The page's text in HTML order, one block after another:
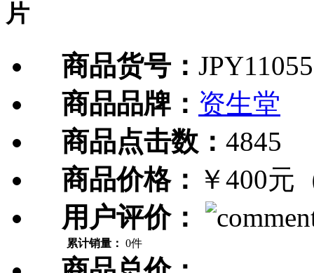
片
商品货号：
商品品牌： 资生堂
商品点击数： 4845
商品价格： ￥400元
用户评价：
累计销量： 0件